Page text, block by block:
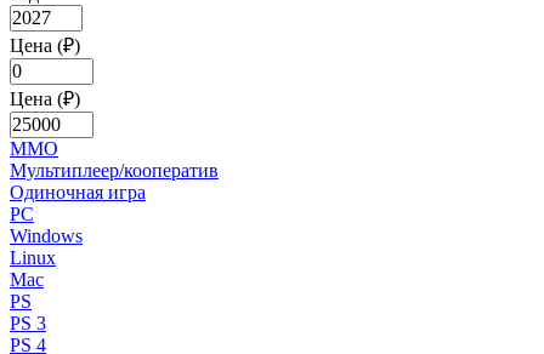
Цена (₽)
Цена (₽)
MMO
Мультиплеер/кооператив
Одиночная игра
PC
Windows
Linux
Mac
PS
PS 3
PS 4